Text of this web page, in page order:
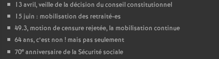
13 avril, veille de la décision du conseil constitutionnel
15 juin : mobilisation des retraité-es
49.3, motion de censure rejetée, la mobilisation continue
64 ans, c’est non ! mais pas seulement
70e anniversaire de la Sécurité sociale